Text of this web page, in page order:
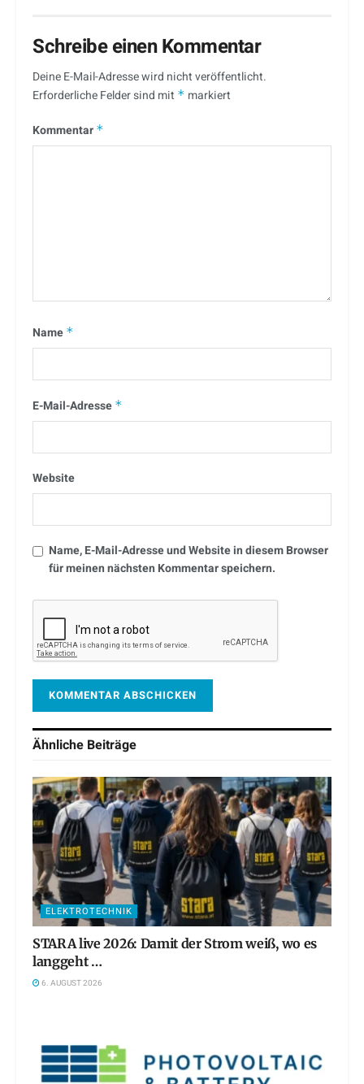
Schreibe einen Kommentar
Deine E-Mail-Adresse wird nicht veröffentlicht.
Erforderliche Felder sind mit * markiert
Kommentar *
Name *
E-Mail-Adresse *
Website
Name, E-Mail-Adresse und Website in diesem Browser
für meinen nächsten Kommentar speichern.
Ähnliche Beiträge
ELEKTROTECHNIK
STARA live 2026: Damit der Strom weiß, wo es
langgeht …
6. AUGUST 2026